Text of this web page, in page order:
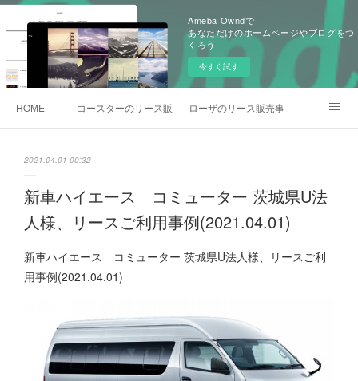
Ameba Owndで
あなただけのホームページやブログをつ
くろう
今すぐ試す
HOME コースターのリース販売事例ローザのリース販売事例
2021.04.01 00:32
新車ハイエース コミューター 茨城県U法
人様、リースご利用事例(2021.04.01)
新車ハイエース コミューター 茨城県U法人様、リースご利
用事例(2021.04.01)